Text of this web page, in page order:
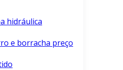
hidráulica
e borracha preço